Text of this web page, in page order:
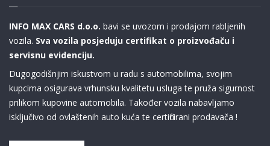
INFO MAX CARS d.o.o. bavi se uvozom i prodajom rabljenih
vozila. Sva vozila posjeduju certifikat o proizvođaču i
servisnu evidenciju.
Dugogodišnjim iskustvom u radu s automobilima, svojim
kupcima osigurava vrhunsku kvalitetu usluga te pruža sigurnost
prilikom kupovine automobila. Također vozila nabavljamo
isključivo od ovlaštenih auto kuća te certificirani prodavača !